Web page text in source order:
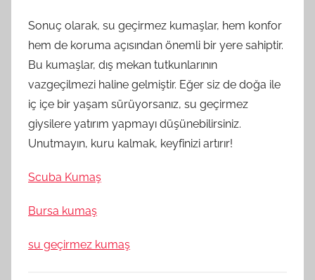
Sonuç olarak, su geçirmez kumaşlar, hem konfor
hem de koruma açısından önemli bir yere sahiptir.
Bu kumaşlar, dış mekan tutkunlarının
vazgeçilmezi haline gelmiştir. Eğer siz de doğa ile
iç içe bir yaşam sürüyorsanız, su geçirmez
giysilere yatırım yapmayı düşünebilirsiniz.
Unutmayın, kuru kalmak, keyfinizi artırır!
Scuba Kumaş
Bursa kumaş
su geçirmez kumaş